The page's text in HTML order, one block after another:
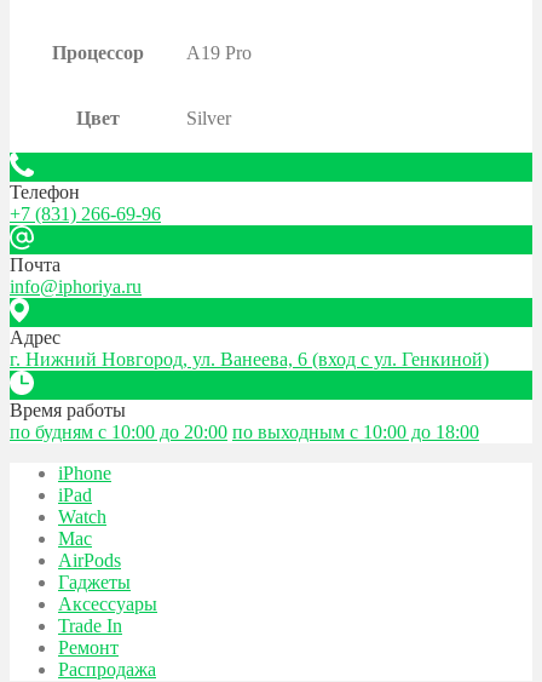
Процессор A19 Pro
Цвет Silver
Телефон
+7 (831) 266-69-96
Почта
info@iphoriya.ru
Адрес
г. Нижний Новгород, ул. Ванеева, 6 (вход с ул. Генкиной)
Время работы
по будням с 10:00 до 20:00 по выходным с 10:00 до 18:00
iPhone
iPad
Watch
Mac
AirPods
Гаджеты
Аксессуары
Trade In
Ремонт
Распродажа